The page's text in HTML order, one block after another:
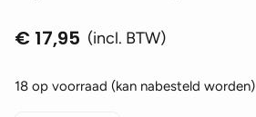
€ 17,95 (incl. BTW)
18 op voorraad (kan nabesteld worden)